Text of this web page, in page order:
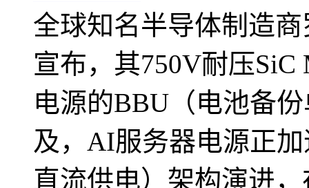
全球知名半导体制造
宣布，其750V耐压
电源的BBU（电池备
及，AI服务器电源正
直流供电）架构演进